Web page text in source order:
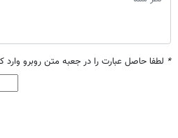
* لطفا حاصل عبارت را در جعبه متن روبرو وارد